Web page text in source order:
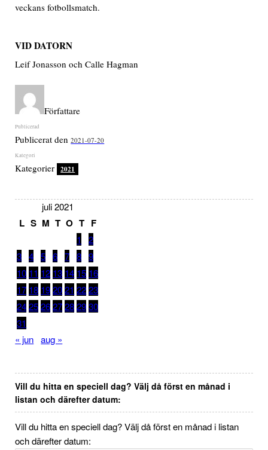
veckans fotbollsmatch.
VID DATORN
Leif Jonasson och Calle Hagman
Författare
Publicerat den2021-07-20
Kategorier 2021
juli 2021
L S M T O T F
1
2
3 4 5 6 7 8 9
10 11 12 13 14 15 16
17 18 19 20 21 22 23
24 25 26 27 28 29 30
31
« jun aug »
Vill du hitta en speciell dag? Välj då först en månad i
listan och därefter datum:
Vill du hitta en speciell dag? Välj då först en månad i listan
och därefter datum: